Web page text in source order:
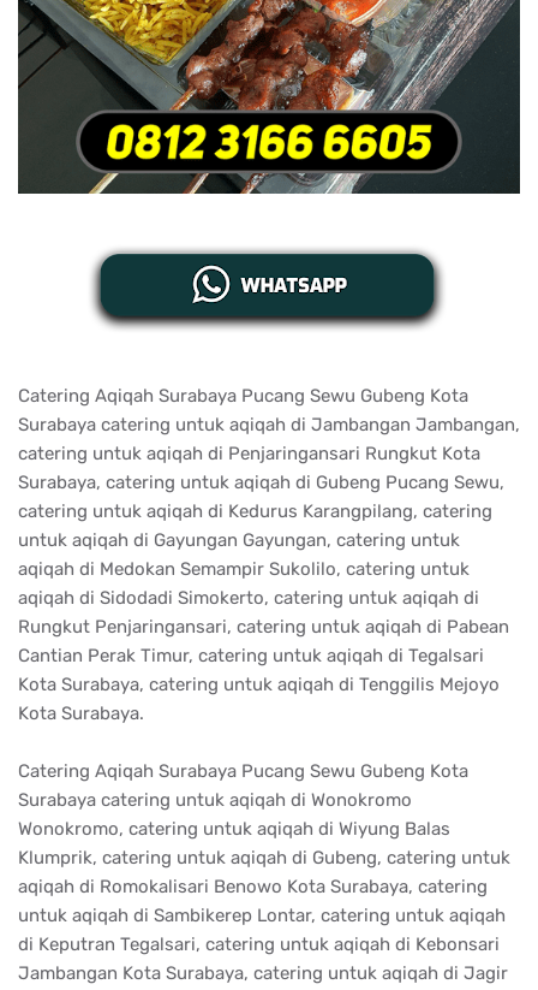
Catering Aqiqah Surabaya Pucang Sewu Gubeng Kota
Surabaya catering untuk aqiqah di Jambangan Jambangan,
catering untuk aqiqah di Penjaringansari Rungkut Kota
Surabaya, catering untuk aqiqah di Gubeng Pucang Sewu,
catering untuk aqiqah di Kedurus Karangpilang, catering
untuk aqiqah di Gayungan Gayungan, catering untuk
aqiqah di Medokan Semampir Sukolilo, catering untuk
aqiqah di Sidodadi Simokerto, catering untuk aqiqah di
Rungkut Penjaringansari, catering untuk aqiqah di Pabean
Cantian Perak Timur, catering untuk aqiqah di Tegalsari
Kota Surabaya, catering untuk aqiqah di Tenggilis Mejoyo
Kota Surabaya.
Catering Aqiqah Surabaya Pucang Sewu Gubeng Kota
Surabaya catering untuk aqiqah di Wonokromo
Wonokromo, catering untuk aqiqah di Wiyung Balas
Klumprik, catering untuk aqiqah di Gubeng, catering untuk
aqiqah di Romokalisari Benowo Kota Surabaya, catering
untuk aqiqah di Sambikerep Lontar, catering untuk aqiqah
di Keputran Tegalsari, catering untuk aqiqah di Kebonsari
Jambangan Kota Surabaya, catering untuk aqiqah di Jagir